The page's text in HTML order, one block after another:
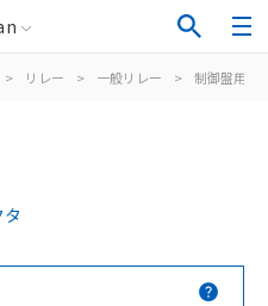
> リレー > 一般リレー > 制御盤用